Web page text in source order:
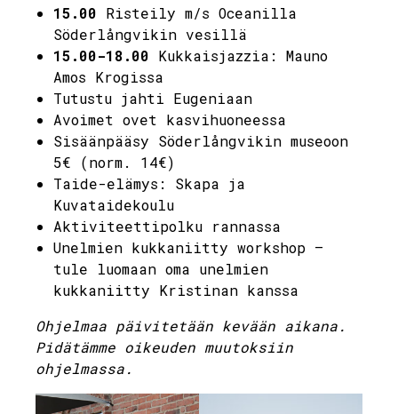
15.00 Risteily m/s Oceanilla
Söderlångvikin vesillä
15.00-18.00 Kukkaisjazzia: Mauno
Amos Krogissa
Tutustu jahti Eugeniaan
Avoimet ovet kasvihuoneessa
Sisäänpääsy Söderlångvikin museoon
5€ (norm. 14€)
Taide-elämys: Skapa ja
Kuvataidekoulu
Aktiviteettipolku rannassa
Unelmien kukkaniitty workshop –
tule luomaan oma unelmien
kukkaniitty Kristinan kanssa
Ohjelmaa päivitetään kevään aikana.
Pidätämme oikeuden muutoksiin
ohjelmassa.